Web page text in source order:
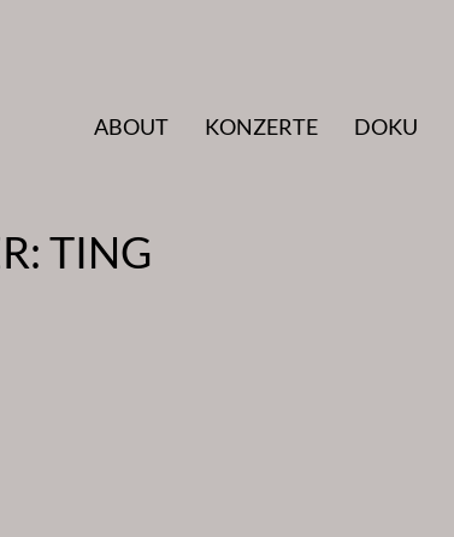
ABOUT
KONZERTE DOKU
TING